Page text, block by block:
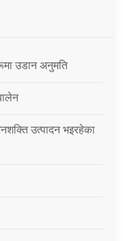
उडान अनुमति
उत्पादन भइरहेका